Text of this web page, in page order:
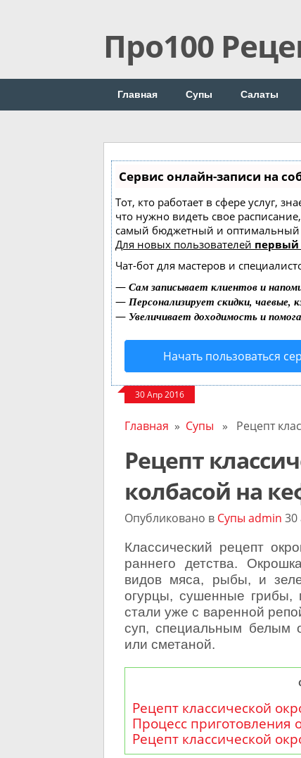
Про100
Главная Супы Салаты
Сервис онлайн-записи на
Тот, кто работает в сфере услуг,
что нужно видеть свое
самый бюджетный и оптимальный
Для новых пользователей первый
Чат-бот для мастеров и
— Сам записывает клиентов и
— Персонализирует скидки, чаевые,
— Увеличивает доходимость и
Начать пользоваться
30 Апр 2016
Главная » Супы » Рецепт
Рецепт
колбасой на
Опубликовано в Супы admin 30
Классический рецепт
раннего детства.
видов мяса, рыбы, и
огурцы, сушенные грибы,
стали уже с варенной
суп, специальным белым
или сметаной.
Рецепт классической
Процесс приготовления
Рецепт классической